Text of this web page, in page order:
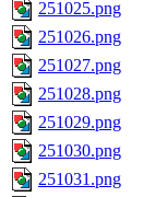
251025.png
251026.png
251027.png
251028.png
251029.png
251030.png
251031.png